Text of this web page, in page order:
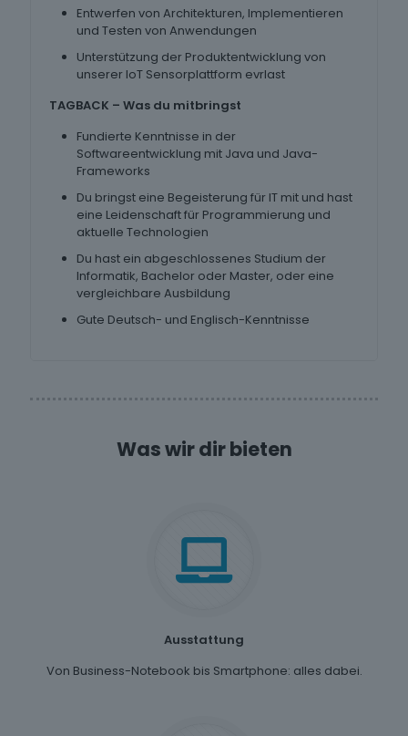
Entwerfen von Architekturen, Implementieren
und Testen von Anwendungen
Unterstützung der Produktentwicklung von
unserer IoT Sensorplattform evrlast
TAGBACK – Was du mitbringst
Fundierte Kenntnisse in der
Softwareentwicklung mit Java und Java-
Frameworks
Du bringst eine Begeisterung für IT mit und hast
eine Leidenschaft für Programmierung und
aktuelle Technologien
Du hast ein abgeschlossenes Studium der
Informatik, Bachelor oder Master, oder eine
vergleichbare Ausbildung
Gute Deutsch- und Englisch-Kenntnisse
Was wir dir bieten
Ausstattung
Von Business-Notebook bis Smartphone: alles dabei.